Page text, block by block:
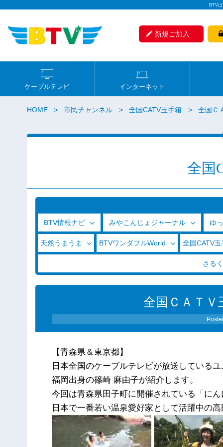
BTV
新規ご加入
ケーブルテレビ インターネット
HOME 市民チャンネル 全国CATV玉手箱 全国Ｃ
全国
BTV情報ナビ みやこんじょジャーナル ゆ
天然うまうま BTVワンダフルWorld 全国CATV
さる
全国ＣＡＴＶ
【青森県＆東京都】
日本全国のケーブルテレビが放送している
福岡出身の篠崎 麻由子が紹介します。
今回は青森県田子町に開催されている「に
日本で一番若い温泉愛好家として活躍中の